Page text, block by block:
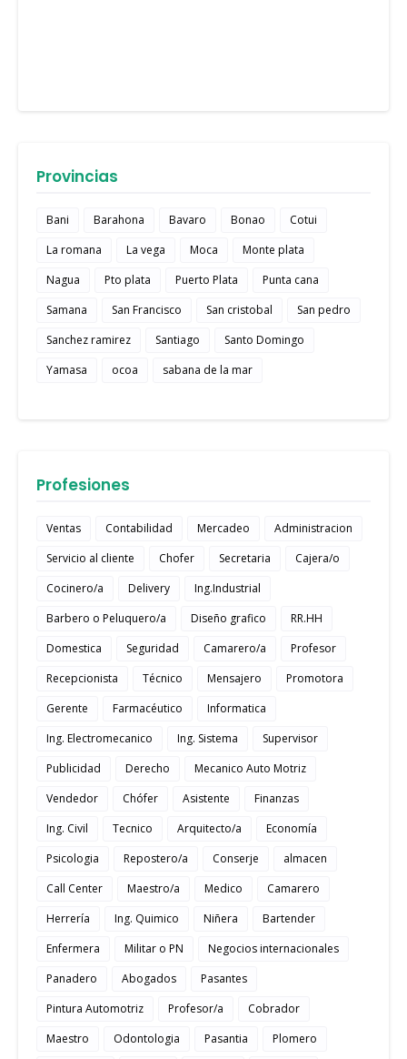
Provincias
Bani Barahona Bavaro Bonao
Cotui
La romana
La vega Moca
Monte plata
Nagua
Pto plata Puerto Plata
Punta cana
Samana
San Francisco San cristobal
San pedro
Sanchez ramirez
Santiago
Santo Domingo
Yamasa
ocoa sabana de la mar
Profesiones
Ventas Contabilidad Mercadeo
Administracion
Servicio al cliente
Chofer Secretaria
Cajera/o
Cocinero/a
Delivery
Ing.Industrial
Barbero o Peluquero/a
Diseño grafico
RR.HH
Domestica
Seguridad Camarero/a
Profesor
Recepcionista
Técnico Mensajero
Promotora
Gerente
Farmacéutico
Informatica
Ing. Electromecanico
Ing. Sistema
Supervisor
Publicidad
Derecho
Mecanico Auto Motriz
Vendedor
Chófer Asistente
Finanzas
Ing. Civil
Tecnico Arquitecto/a
Economía
Psicologia
Repostero/a Conserje
almacen
Call Center
Maestro/a Medico
Camarero
Herrería
Ing. Quimico Niñera
Bartender
Enfermera
Militar o PN
Negocios internacionales
Panadero
Abogados
Pasantes
Pintura Automotriz
Profesor/a
Cobrador
Maestro
Odontologia Pasantia
Plomero